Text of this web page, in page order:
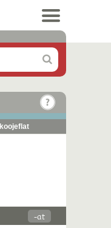
koojeflat
-ɑt